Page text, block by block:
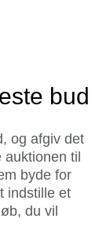
bud
og afgiv det
auktionen til
byde for
indstille et
du vil